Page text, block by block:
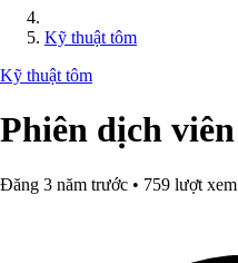
Kỹ thuật tôm
Kỹ thuật tôm
Phiên dịch viên
Đăng 3 năm trước • 759 lượt xem